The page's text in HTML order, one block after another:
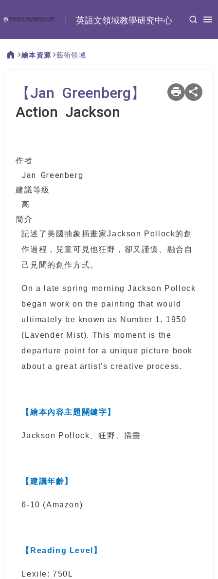
英語文領域教學研究中心
繪本資源 藝術領域
【Jan Greenberg】
Action Jackson
作者
Jan Greenberg
建議等級
高
簡介
記述了美國抽象插畫家Jackson Pollock的創
作過程，兒童可見他狂野，卻又謹慎、融合自
己見聞的創作方式。
On a late spring morning Jackson Pollock
began work on the painting that would
ultimately be known as Number 1, 1950
(Lavender Mist). This moment is the
departure point for a unique picture book
about a great artist's creative process.
【繪本內容主題關鍵字】
Jackson Pollock 、狂野、插畫
【建議年齡】
6-10 (Amazon)
【 Reading Level 】
Lexile: 750L